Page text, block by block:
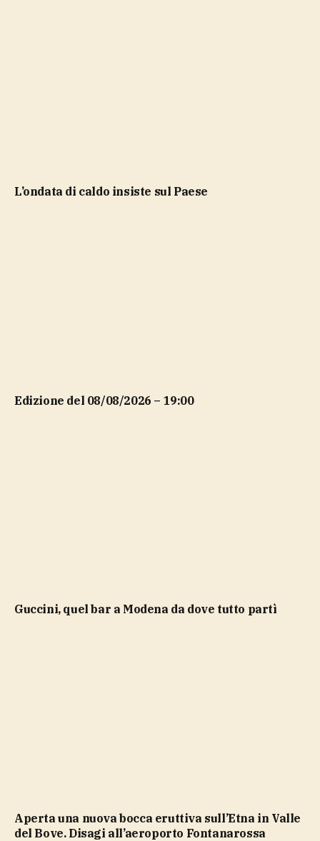
l’ondata di caldo insiste sul Paese
Edizione del 08/08/2026 – 19:00
Guccini, quel bar a Modena da dove tutto partì
Aperta una nuova bocca eruttiva sull’Etna in Valle
del Bove. Disagi all’aeroporto Fontanarossa